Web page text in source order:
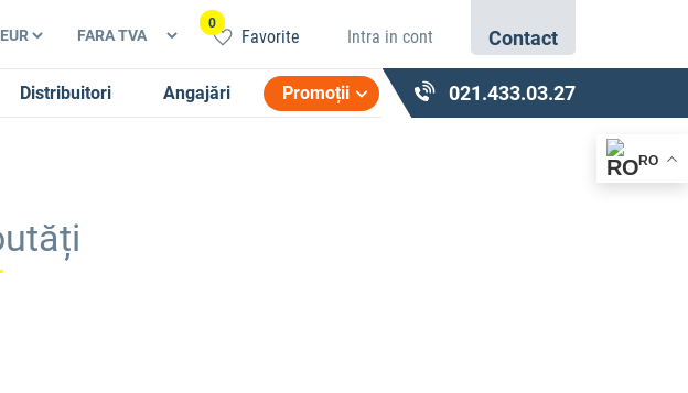
Favorite
0
Intra in cont Contact
Distribuitori Angajări Promoții 021.433.03.27
RO